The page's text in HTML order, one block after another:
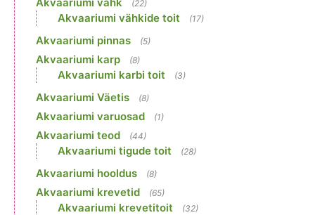
(22)
Akvaariumi vähkide toit (17)
Akvaariumi pinnas (5)
Akvaariumi karp (8)
Akvaariumi karbi toit (3)
Akvaariumi Väetis (8)
Akvaariumi varuosad (1)
Akvaariumi teod (44)
Akvaariumi tigude toit (28)
Akvaariumi hooldus (8)
Akvaariumi krevetid (65)
Akvaariumi krevetitoit (32)